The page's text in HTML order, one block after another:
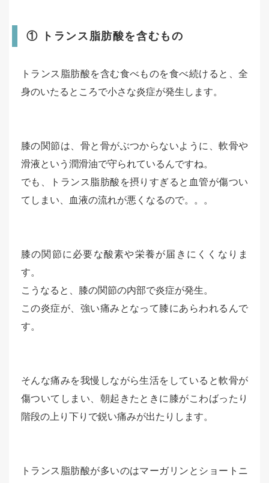
① トランス脂肪酸を含むもの
トランス脂肪酸を含む食べものを食べ続けると、全
身のいたるところで小さな炎症が発生します。
膝の関節は、骨と骨がぶつからないように、軟骨や
滑液という潤滑油で守られているんですね。
でも、トランス脂肪酸を摂りすぎると血管が傷つい
てしまい、血液の流れが悪くなるので。。。
膝の関節に必要な酸素や栄養が届きにくくなりま
す。
こうなると、膝の関節の内部で炎症が発生。
この炎症が、強い痛みとなって膝にあらわれるんで
す。
そんな痛みを我慢しながら生活をしていると軟骨が
傷ついてしまい、朝起きたときに膝がこわばったり
階段の上り下りで鋭い痛みが出たりします。
トランス脂肪酸が多いのはマーガリンとショートニ